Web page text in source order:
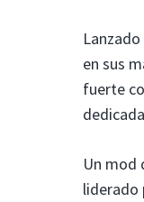
en sus
fuerte
Un mod
liderado